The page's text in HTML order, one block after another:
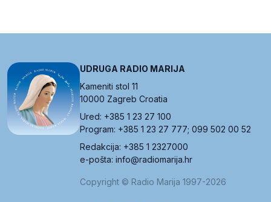
UDRUGA RADIO MARIJA
Kameniti stol 11
10000 Zagreb Croatia
Ured: +385 1 23 27 100
Program: +385 1 23 27 777; 099 502 00 52
Redakcija: +385 1 2327000
e-pošta: info@radiomarija.hr
Copyright © Radio Marija 1997-2026